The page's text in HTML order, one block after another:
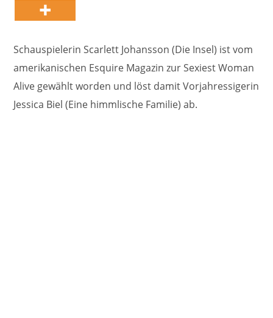
Schauspielerin Scarlett Johansson (Die Insel) ist vom
amerikanischen Esquire Magazin zur Sexiest Woman
Alive gewählt worden und löst damit Vorjahressigerin
Jessica Biel (Eine himmlische Familie) ab.